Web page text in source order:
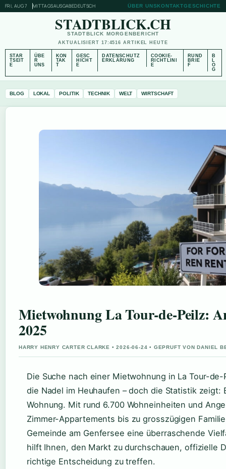
FRI, AUG 7 MITTAGSAUSGABEDEUTSCH ÜBER UNSKONTAKTGESCHICHTE
STADTBLICK.CH
STADTBLICK MORGENBERICHT
AKTUALISIERT 17:4516 ARTIKEL HEUTE
STAR
TSEIT
E
ÜBE
R
UNS
KON
TAK
T
GESC
HICHT
E
DATENSCHUTZ
ERKLÄRUNG
COOKIE-
RICHTLINI
E
RUND
BRIE
F
B
L
O
G
BLOG LOKAL POLITIK TECHNIK WELT WIRTSCHAFT
Mietwohnung La Tour-de-Peilz:
2025
HARRY HENRY CARTER CLARKE • 2026-06-24 • GEPRUFT VON DANIEL
Die Suche nach einer Mietwohnung in La Tour-
die Nadel im Heuhaufen – doch die Statistik zeigt:
Wohnung. Mit rund 6.700 Wohneinheiten und
Zimmer-Appartements bis zu grosszügigen
Gemeinde am Genfersee eine überraschende
hilft Ihnen, den Markt zu durchschauen, offizielle
richtige Entscheidung zu treffen.